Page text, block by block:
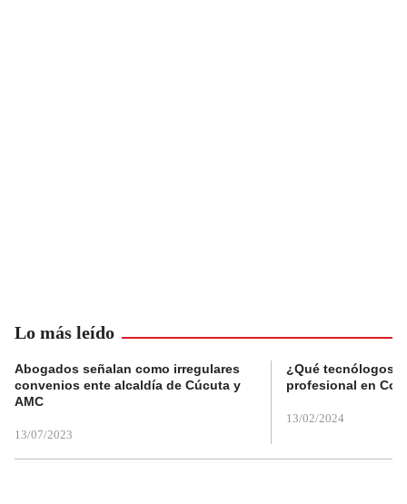
Lo más leído
Abogados señalan como irregulares
convenios ente alcaldía de Cúcuta y
AMC
13/07/2023
¿Qué tecnólogos
profesional en
13/02/2024